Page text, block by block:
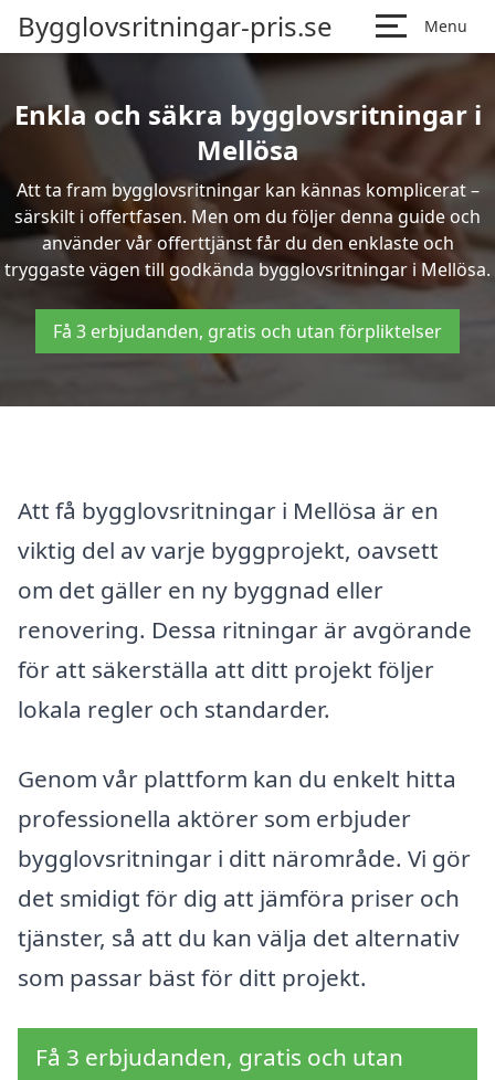
Bygglovsritningar-pris.se Menu
Enkla och säkra bygglovsritningar i
Mellösa
Att ta fram bygglovsritningar kan kännas komplicerat –
särskilt i offertfasen. Men om du följer denna guide och
använder vår offerttjänst får du den enklaste och
tryggaste vägen till godkända bygglovsritningar i Mellösa.
Få 3 erbjudanden, gratis och utan förpliktelser
Att få bygglovsritningar i Mellösa är en
viktig del av varje byggprojekt, oavsett
om det gäller en ny byggnad eller
renovering. Dessa ritningar är avgörande
för att säkerställa att ditt projekt följer
lokala regler och standarder.
Genom vår plattform kan du enkelt hitta
professionella aktörer som erbjuder
bygglovsritningar i ditt närområde. Vi gör
det smidigt för dig att jämföra priser och
tjänster, så att du kan välja det alternativ
som passar bäst för ditt projekt.
Få 3 erbjudanden, gratis och utan